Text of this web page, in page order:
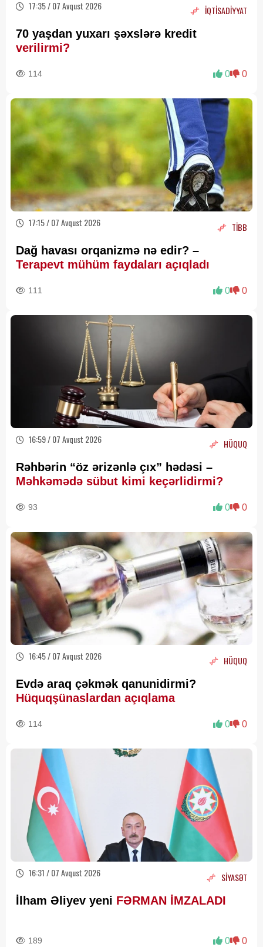
17:35 / 07 Avqust 2026 İQTİSADİYYAT
70 yaşdan yuxarı şəxslərə kredit
verilirmi?
114 0 0
17:15 / 07 Avqust 2026 TİBB
Dağ havası orqanizmə nə edir? –
Terapevt mühüm faydaları açıqladı
111 0 0
16:59 / 07 Avqust 2026 HÜQUQ
Rəhbərin “öz ərizənlə çıx” hədəsi –
Məhkəmədə sübut kimi keçərlidirmi?
93 0 0
16:45 / 07 Avqust 2026 HÜQUQ
Evdə araq çəkmək qanunidirmi?
Hüquqşünaslardan açıqlama
114 0 0
16:31 / 07 Avqust 2026 SİYASƏT
İlham Əliyev yeni FƏRMAN İMZALADI
189 0 0